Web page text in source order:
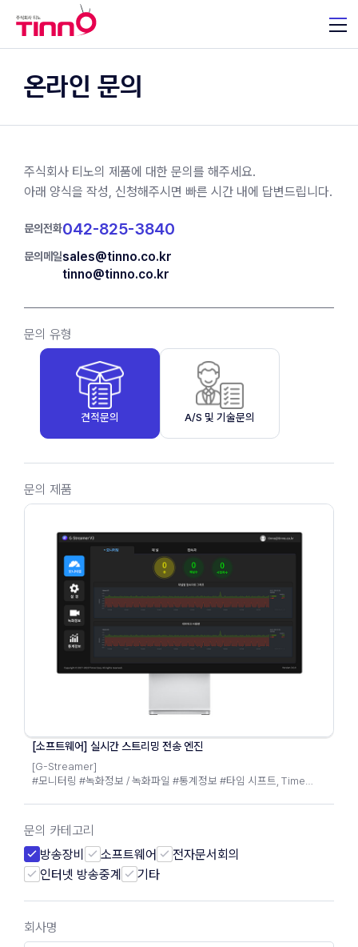
온라인 문의
주식회사 티노의 제품에 대한 문의를 해주세요.
아래 양식을 작성, 신청해주시면 빠른 시간 내에 답변드립니다.
문의전화042-825-3840
문의메일sales@tinno.co.kr
tinno@tinno.co.kr
문의 유형
견적문의 A/S 및 기술문의
문의 제품
[소프트웨어] 실시간 스트리밍 전송 엔진
[G-Streamer]
#모니터링 #녹화정보 / 녹화파일 #통계정보 #타임 시프트, Time
국내 기술로 만든 스트리밍 엔진, 영구적 · 무제한 라이센스로
라이브 방송 다채널 녹화 기능을 누리다
문의 카테고리
방송장비
소프트웨어
전자문서회의
인터넷 방송중계
기타
회사명